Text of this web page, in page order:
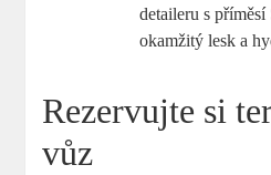
detaileru s
okamžitý lesk a
Rezervujte si
vůz